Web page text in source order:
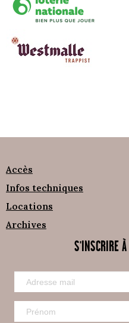
Accès
Infos techniques
Locations
Archives
S'INSCRIRE À